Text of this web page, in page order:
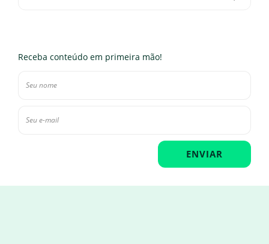
Receba conteúdo em primeira mão!